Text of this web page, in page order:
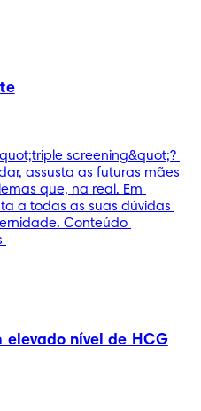
screening&quot;?
assusta as futuras mães
que, na real. Em
a todas as suas dúvidas
Conteúdo
elevado nível de HCG